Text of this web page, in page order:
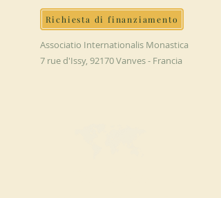
Richiesta di finanziamento
Associatio Internationalis Monastica
7 rue d'Issy, 92170 Vanves - Francia